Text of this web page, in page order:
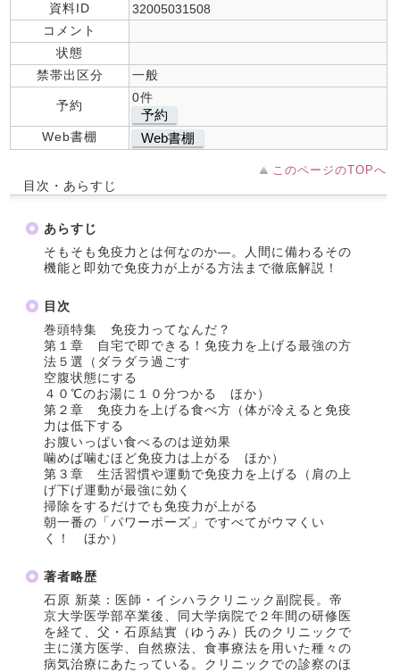
資料ID
32005031508
コメント
状態
禁帯出区分
一般
予約
0件
予約
Web書棚 Web書棚
このページのTOPへ
目次・あらすじ
あらすじ
そもそも免疫力とは何なのか―。人間に備わるその
機能と即効で免疫力が上がる方法まで徹底解説！
目次
巻頭特集 免疫力ってなんだ？
第１章 自宅で即できる！免疫力を上げる最強の方
法５選（ダラダラ過ごす
空腹状態にする
４０℃のお湯に１０分つかる ほか）
第２章 免疫力を上げる食べ方（体が冷えると免疫
力は低下する
お腹いっぱい食べるのは逆効果
噛めば噛むほど免疫力は上がる ほか）
第３章 生活習慣や運動で免疫力を上げる（肩の上
げ下げ運動が最強に効く
掃除をするだけでも免疫力が上がる
朝一番の「パワーポーズ」ですべてがウマくい
く！ ほか）
著者略歴
石原 新菜：医師・イシハラクリニック副院長。帝
京大学医学部卒業後、同大学病院で２年間の研修医
を経て、父・石原結實（ゆうみ）氏のクリニックで
主に漢方医学、自然療法、食事療法を用いた種々の
病気治療にあたっている。クリニックでの診察のほ